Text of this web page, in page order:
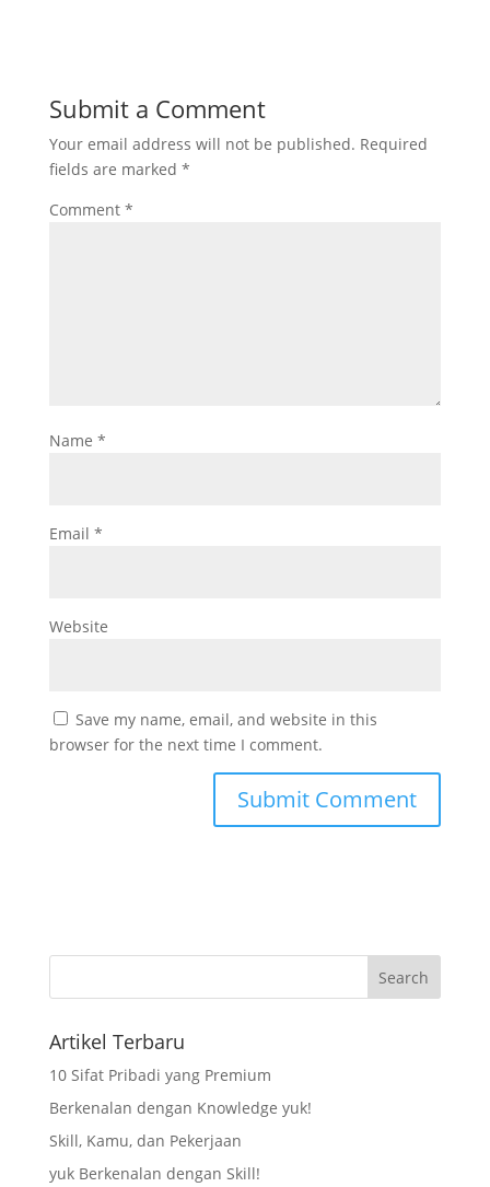
Submit a Comment
Your email address will not be published. Required
fields are marked *
Comment *
Name *
Email *
Website
Save my name, email, and website in this
browser for the next time I comment.
Artikel Terbaru
10 Sifat Pribadi yang Premium
Berkenalan dengan Knowledge yuk!
Skill, Kamu, dan Pekerjaan
yuk Berkenalan dengan Skill!